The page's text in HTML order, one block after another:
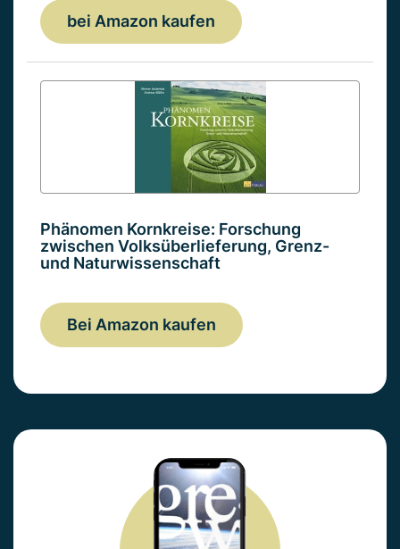
bei Amazon kaufen
Phänomen Kornkreise: Forschung
zwischen Volksüberlieferung, Grenz-
und Naturwissenschaft
Bei Amazon kaufen